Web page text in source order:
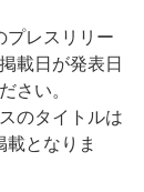
プレスリリー
載日が発表日
さい。
のタイトルは
載となりま